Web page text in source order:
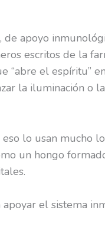
de apoyo
escritos de la
“abre el espíritu”
la iluminación o
lo usan mucho
un hongo
apoyar el sistema